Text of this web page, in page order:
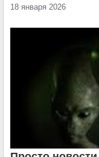
18 января 2026